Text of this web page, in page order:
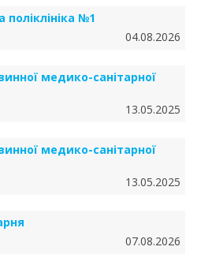
№1
04.08.2026
медико-санітарної
13.05.2025
медико-санітарної
13.05.2025
07.08.2026